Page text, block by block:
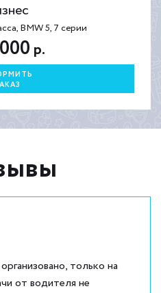
BMW 5, 7 серии
р.
только на
от водителя не